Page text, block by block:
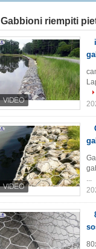
Gabbioni riempiti
...